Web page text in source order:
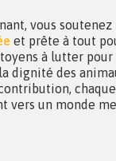
vous soutenez
et prête à tout
à lutter pour
dignité des
vers un monde